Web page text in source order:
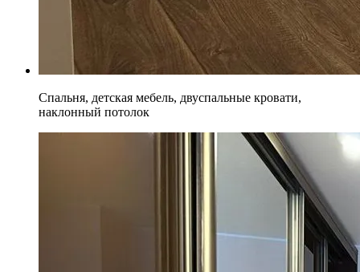
Спальня, детская мебель, двуспальные кровати,
наклонный потолок